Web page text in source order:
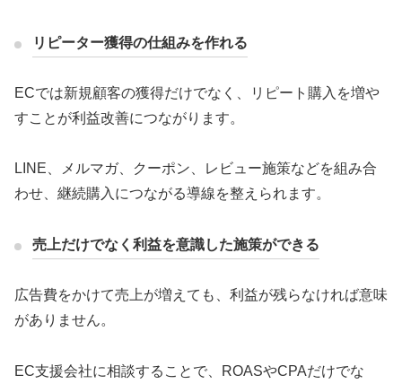
リピーター獲得の仕組みを作れる
ECでは新規顧客の獲得だけでなく、リピート購入を増や
すことが利益改善につながります。
LINE、メルマガ、クーポン、レビュー施策などを組み合
わせ、継続購入につながる導線を整えられます。
売上だけでなく利益を意識した施策ができる
広告費をかけて売上が増えても、利益が残らなければ意味
がありません。
EC支援会社に相談することで、ROASやCPAだけでな